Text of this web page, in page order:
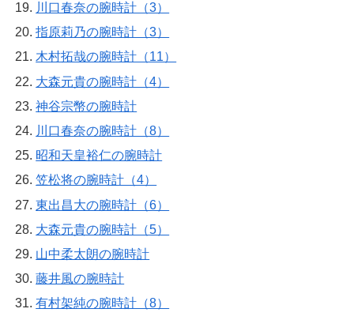
川口春奈の腕時計（3）
指原莉乃の腕時計（3）
木村拓哉の腕時計（11）
大森元貴の腕時計（4）
神谷宗幣の腕時計
川口春奈の腕時計（8）
昭和天皇裕仁の腕時計
笠松将の腕時計（4）
東出昌大の腕時計（6）
大森元貴の腕時計（5）
山中柔太朗の腕時計
藤井風の腕時計
有村架純の腕時計（8）